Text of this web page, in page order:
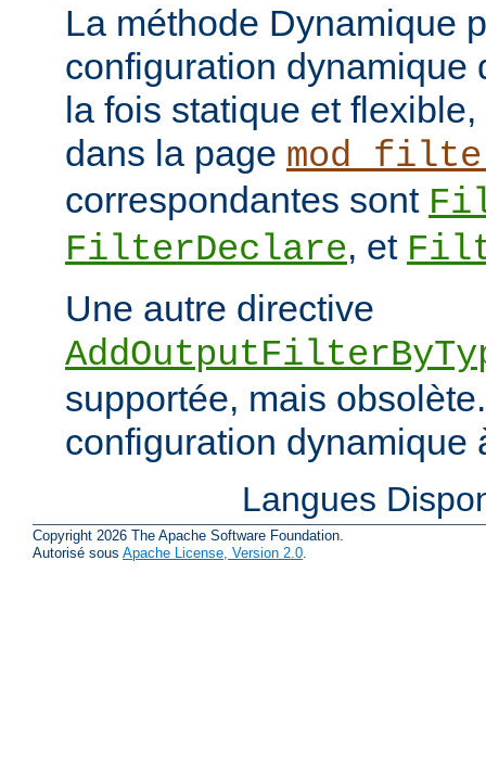
La méthode Dynamique
configuration dynamique
la fois statique et
dans la page
correspondantes sont
FilterDeclare, et
Une autre directive
supportée, mais
configuration dynamique
Langues
Copyright 2026 The Apache Software Foundation.
Autorisé sous Apache License, Version 2.0.